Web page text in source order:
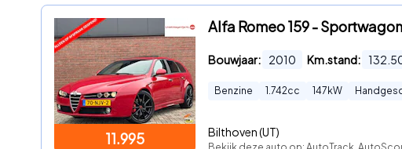
11.995
Alfa Romeo 159 -
Bouwjaar: 2010 Km.stand:
Benzine 1.742cc 147 kW
Bilthoven (UT)